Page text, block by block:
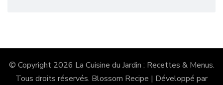
© Copyright 2026 La Cuisine du Jardin : Recettes & Menus.
Tous droits réservés. Blossom Recipe | Développé par